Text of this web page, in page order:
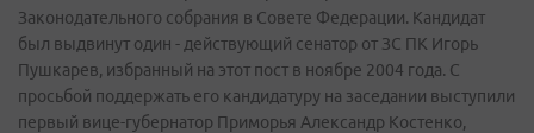
Законодательного собрания в Совете Федерации. Кандидат
был выдвинут один - действующий сенатор от ЗС ПК Игорь
Пушкарев, избранный на этот пост в ноябре 2004 года. С
просьбой поддержать его кандидатуру на заседании выступили
первый вице-губернатор Приморья Александр Костенко,